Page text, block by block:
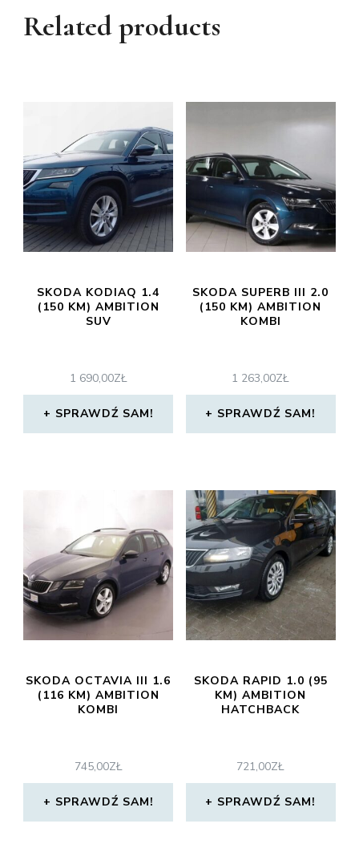
Related products
SKODA KODIAQ 1.4
(150 KM) AMBITION
SUV
1 690,00ZŁ
SPRAWDŹ SAM!
SKODA SUPERB III 2.0
(150 KM) AMBITION
KOMBI
1 263,00ZŁ
SPRAWDŹ SAM!
SKODA OCTAVIA III 1.6
(116 KM) AMBITION
KOMBI
745,00ZŁ
SPRAWDŹ SAM!
SKODA RAPID 1.0 (95
KM) AMBITION
HATCHBACK
721,00ZŁ
SPRAWDŹ SAM!